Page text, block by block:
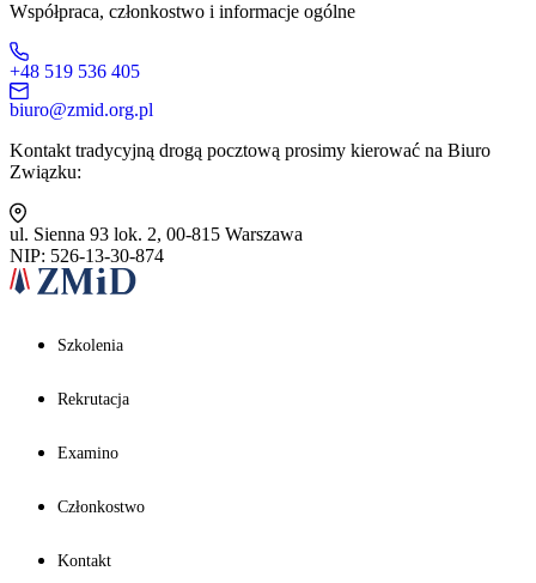
Współpraca, członkostwo i informacje ogólne
+48 519 536 405
biuro@zmid.org.pl
Kontakt tradycyjną drogą pocztową prosimy kierować na Biuro
Związku:
ul. Sienna 93 lok. 2, 00-815 Warszawa
NIP: 526-13-30-874
Szkolenia
Rekrutacja
Examino
Członkostwo
Kontakt